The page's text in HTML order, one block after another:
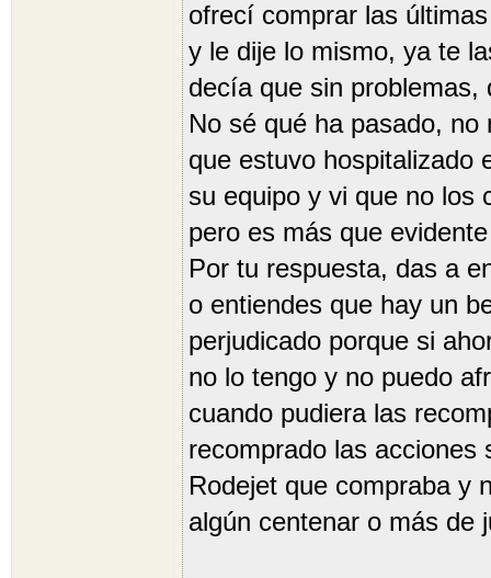
ofrecí comprar las
y le dije lo mismo, ya te
decía que sin problemas,
No sé qué ha pasado, no
que estuvo hospitalizado
su equipo y vi que no los
pero es más que
Por tu respuesta, das a
o entiendes que hay un
perjudicado porque si
no lo tengo y no puedo
cuando pudiera las
recomprado las acciones
Rodejet que compraba y
algún centenar o más de